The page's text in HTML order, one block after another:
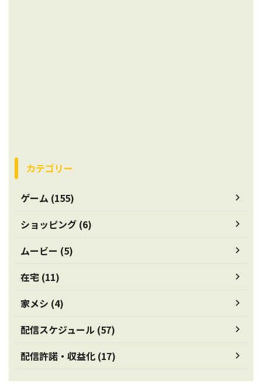
カテゴリー
ゲーム (155)
ショッピング (6)
ムービー (5)
在宅 (11)
家メシ (4)
配信スケジュール (57)
配信許諾・収益化 (17)